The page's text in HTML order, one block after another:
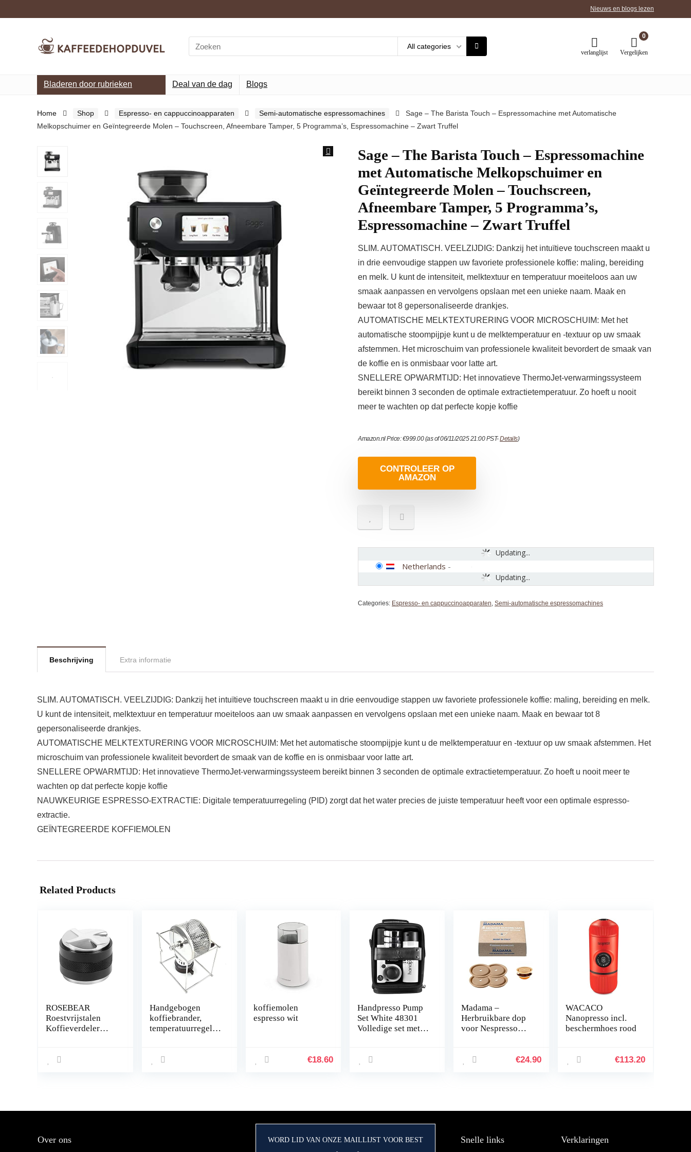
Nieuws en blogs lezen
Search
for:
All categories
verlanglijst
0
Vergelijken
Bladeren door rubrieken Deal van de dag Blogs
Home Shop Espresso- en cappuccinoapparaten Semi-automatische espressomachines
Sage – The Barista Touch – Espressomachine met Automatische
Melkopschuimer en Geïntegreerde Molen – Touchscreen, Afneembare Tamper, 5 Programma’s, Espressomachine – Zwart Truffel
Sage – The Barista Touch – Espressomachine
met Automatische Melkopschuimer en
Geïntegreerde Molen – Touchscreen,
Afneembare Tamper, 5 Programma’s,
Espressomachine – Zwart Truffel
SLIM. AUTOMATISCH. VEELZIJDIG: Dankzij het intuïtieve touchscreen maakt u
in drie eenvoudige stappen uw favoriete professionele koffie: maling, bereiding
en melk. U kunt de intensiteit, melktextuur en temperatuur moeiteloos aan uw
smaak aanpassen en vervolgens opslaan met een unieke naam. Maak en
bewaar tot 8 gepersonaliseerde drankjes.
AUTOMATISCHE MELKTEXTURERING VOOR MICROSCHUIM: Met het
automatische stoompijpje kunt u de melktemperatuur en -textuur op uw smaak
afstemmen. Het microschuim van professionele kwaliteit bevordert de smaak van
de koffie en is onmisbaar voor latte art.
SNELLERE OPWARMTIJD: Het innovatieve ThermoJet-verwarmingssysteem
bereikt binnen 3 seconden de optimale extractietemperatuur. Zo hoeft u nooit
meer te wachten op dat perfecte kopje koffie
Amazon.nl Price:€999.00(as of 06/11/2025 21:00 PST-Details)
CONTROLEER OP
AMAZON
Updating...
Updating...
Netherlands -
Categories: Espresso- en cappuccinoapparaten, Semi-automatische espressomachines
Beschrijving Extra informatie
SLIM. AUTOMATISCH. VEELZIJDIG: Dankzij het intuïtieve touchscreen maakt u in drie eenvoudige stappen uw favoriete professionele koffie: maling, bereiding en melk.
U kunt de intensiteit, melktextuur en temperatuur moeiteloos aan uw smaak aanpassen en vervolgens opslaan met een unieke naam. Maak en bewaar tot 8
gepersonaliseerde drankjes.
AUTOMATISCHE MELKTEXTURERING VOOR MICROSCHUIM: Met het automatische stoompijpje kunt u de melktemperatuur en -textuur op uw smaak afstemmen. Het
microschuim van professionele kwaliteit bevordert de smaak van de koffie en is onmisbaar voor latte art.
SNELLERE OPWARMTIJD: Het innovatieve ThermoJet-verwarmingssysteem bereikt binnen 3 seconden de optimale extractietemperatuur. Zo hoeft u nooit meer te
wachten op dat perfecte kopje koffie
NAUWKEURIGE ESPRESSO-EXTRACTIE: Digitale temperatuurregeling (PID) zorgt dat het water precies de juiste temperatuur heeft voor een optimale espresso-
extractie.
GEÏNTEGREERDE KOFFIEMOLEN
Related Products
ROSEBEAR
Roestvrijstalen
Koffieverdeler
Professionele
Handgebogen
koffiebrander,
temperatuurregelba
r Roestvrij staal
koffiemolen
espresso wit
€18.60
Handpresso Pump
Set White 48301
Volledige set met
espressomachine
Madama –
Herbruikbare dop
voor Nespresso
capsules,
Gemaakt in Italië.
€24.90
WACACO
Nanopresso incl.
beschermhoes rood
€113.20
Over ons WORD LID VAN ONZE MAILLIJST VOOR BEST Snelle links Verklaringen